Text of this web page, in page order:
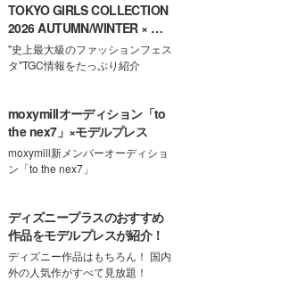
TOKYO GIRLS COLLECTION
2026 AUTUMN/WINTER × モ
デルプレス
"史上最大級のファッションフェス
タ"TGC情報をたっぷり紹介
moxymillオーディション「to
the nex7」×モデルプレス
moxymill新メンバーオーディショ
ン「to the nex7」
ディズニープラスのおすすめ
作品をモデルプレスが紹介！
ディズニー作品はもちろん！ 国内
外の人気作がすべて見放題！